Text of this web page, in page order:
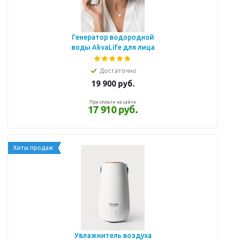
Генератор водородной
воды AkvaLife для лица
Достаточно
19 900руб.
При оплате на сайте
17 910 руб.
Хиты продаж
Увлажнитель воздуха